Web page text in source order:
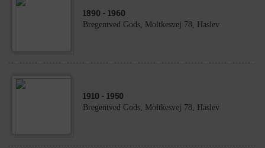
1890 - 1960
Bregentved Gods, Moltkesvej 78, Haslev
1910 - 1950
Bregentved Gods, Moltkesvej 78, Haslev